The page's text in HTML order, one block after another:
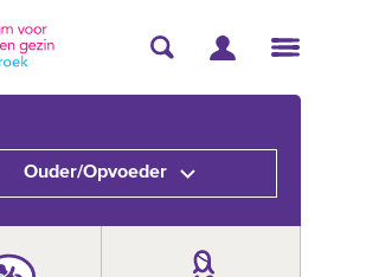
Ouder/Opvoeder